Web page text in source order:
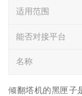
适用范围
能否对接平台
名称
倾翻塔机的黑匣子